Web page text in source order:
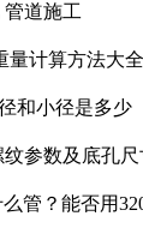
道施工
量计算方法大全
和小径是多少
纹参数及底孔
管？能否用